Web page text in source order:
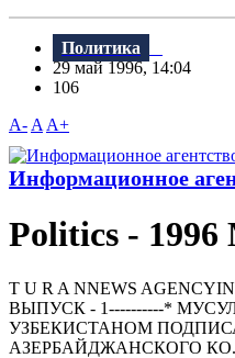
Политика
29 май 1996, 14:04
106
A- A A+
Информационное
Politics - 1996
T U R A NNEWS
ВЫПУСК - 1----------*
УЗБЕКИСТАHОМ
АЗЕРБАЙДЖАHСКОГО